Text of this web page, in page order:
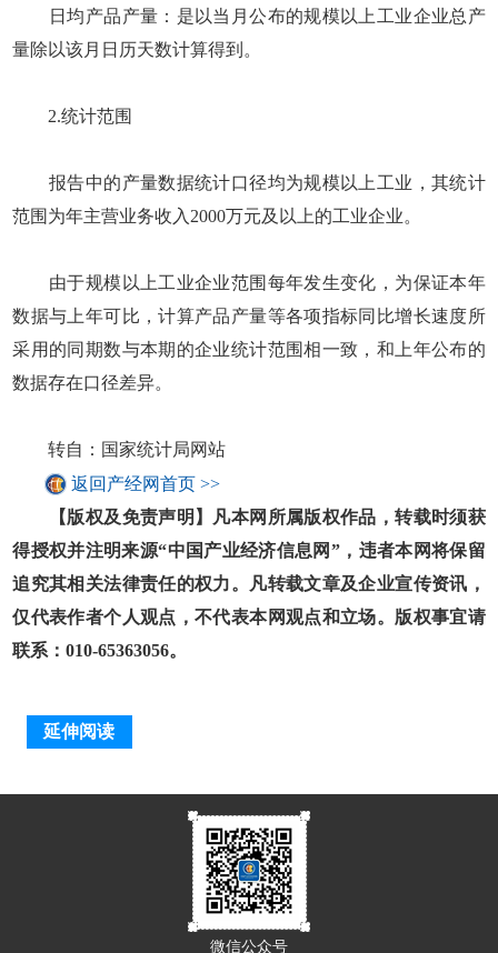
日均产品产量：是以当月公布的规模以上工业企业总产
量除以该月日历天数计算得到。
2.统计范围
报告中的产量数据统计口径均为规模以上工业，其统计
范围为年主营业务收入2000万元及以上的工业企业。
由于规模以上工业企业范围每年发生变化，为保证本年
数据与上年可比，计算产品产量等各项指标同比增长速度所
采用的同期数与本期的企业统计范围相一致，和上年公布的
数据存在口径差异。
转自：国家统计局网站
返回产经网首页 >>
【版权及免责声明】凡本网所属版权作品，转载时须获
得授权并注明来源“中国产业经济信息网”，违者本网将保留
追究其相关法律责任的权力。凡转载文章及企业宣传资讯，
仅代表作者个人观点，不代表本网观点和立场。版权事宜请
联系：010-65363056。
延伸阅读
微信公众号